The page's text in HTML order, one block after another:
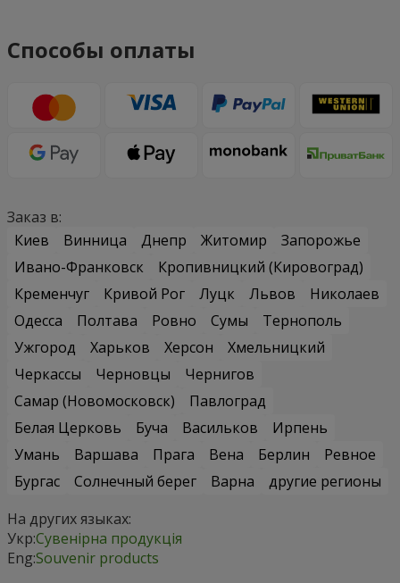
Способы оплаты
Заказ в:
Киев
Винница Днепр Житомир
Запорожье
Ивано-Франковск
Кропивницкий (Кировоград)
Кременчуг
Кривой Рог Луцк Львов
Николаев
Одесса
Полтава Ровно Сумы
Тернополь
Ужгород
Харьков Херсон
Хмельницкий
Черкассы
Черновцы
Чернигов
Самар (Новомосковск)
Павлоград
Белая Церковь
Буча Васильков
Ирпень
Умань
Варшава Прага Вена Берлин
Ревное
Бургас
Солнечный берег Варна
другие регионы
На других языках:
Укр:Сувенірна продукція
Eng:Souvenir products